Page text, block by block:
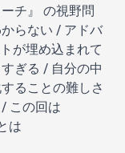
チ』 の視野問
らない / アドバ
が埋め込まれて
ぎる / 自分の中
ることの難しさ
この回は
は